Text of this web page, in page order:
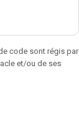
code sont régis par
et/ou de ses